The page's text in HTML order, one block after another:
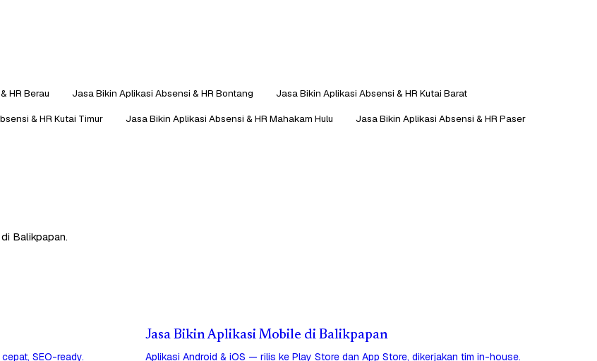
HR Berau Jasa Bikin Aplikasi Absensi & HR Bontang
Jasa Bikin Aplikasi Absensi & HR Kutai Barat
& HR Kutai Timur Jasa Bikin Aplikasi Absensi & HR Mahakam Hulu Jasa Bikin Aplikasi Absensi & HR Paser
Balikpapan.
SEO-ready.
Jasa Bikin Aplikasi Mobile di Balikpapan
Aplikasi Android & iOS — rilis ke Play Store dan App Store, dikerjakan tim in-house.